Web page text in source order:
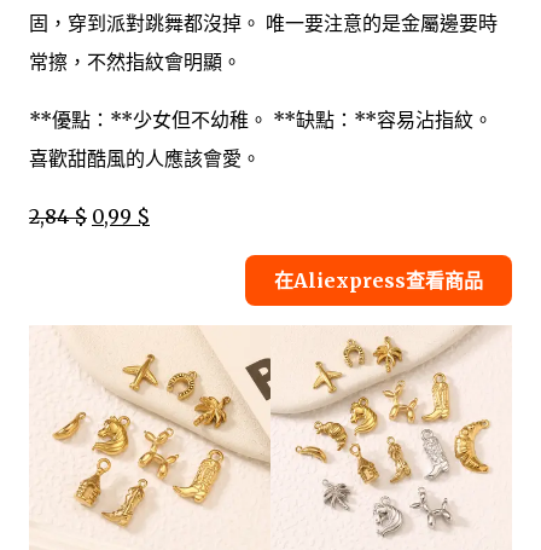
固，穿到派對跳舞都沒掉。 唯一要注意的是金屬邊要時
常擦，不然指紋會明顯。
**優點：**少女但不幼稚。 **缺點：**容易沾指紋。
喜歡甜酷風的人應該會愛。
2,84 $ 0,99 $
在Aliexpress查看商品